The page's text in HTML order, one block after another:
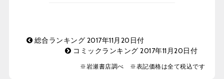
総合ランキング 2017年11月20日付
コミックランキング 2017年11月20日付
※岩瀬書店調べ ※表記価格は全て税込です